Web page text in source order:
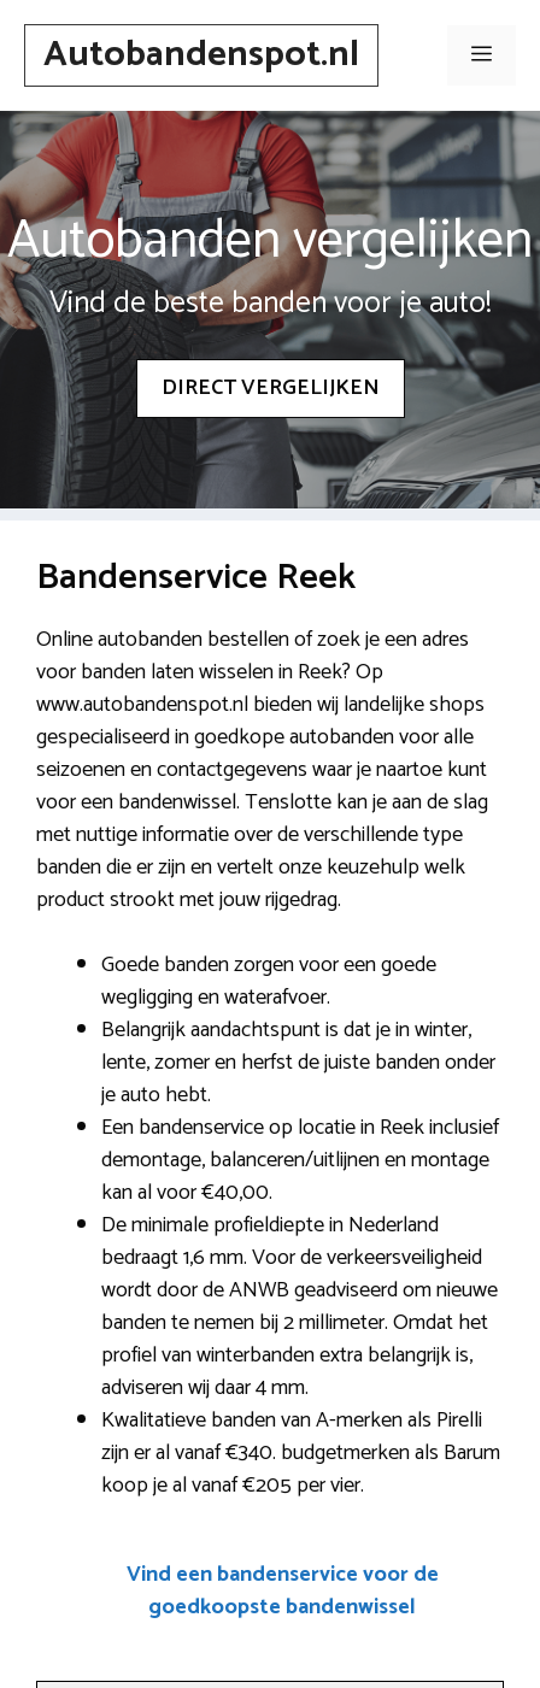
Spring
inhoudAutobandenspot.nl Menu
Autobanden vergelijken
Vind de beste banden voor je auto!
DIRECT VERGELIJKEN
Bandenservice Reek
Online autobanden bestellen of zoek je een adres
voor banden laten wisselen in Reek? Op
www.autobandenspot.nl bieden wij landelijke shops
gespecialiseerd in goedkope autobanden voor alle
seizoenen en contactgegevens waar je naartoe kunt
voor een bandenwissel. Tenslotte kan je aan de slag
met nuttige informatie over de verschillende type
banden die er zijn en vertelt onze keuzehulp welk
product strookt met jouw rijgedrag.
Goede banden zorgen voor een goede
wegligging en waterafvoer.
Belangrijk aandachtspunt is dat je in winter,
lente, zomer en herfst de juiste banden onder
je auto hebt.
Een bandenservice op locatie in Reek inclusief
demontage, balanceren/uitlijnen en montage
kan al voor €40,00.
De minimale profieldiepte in Nederland
bedraagt 1,6 mm. Voor de verkeersveiligheid
wordt door de ANWB geadviseerd om nieuwe
banden te nemen bij 2 millimeter. Omdat het
profiel van winterbanden extra belangrijk is,
adviseren wij daar 4 mm.
Kwalitatieve banden van A-merken als Pirelli
zijn er al vanaf €340. budgetmerken als Barum
koop je al vanaf €205 per vier.
Vind een bandenservice voor de
goedkoopste bandenwissel